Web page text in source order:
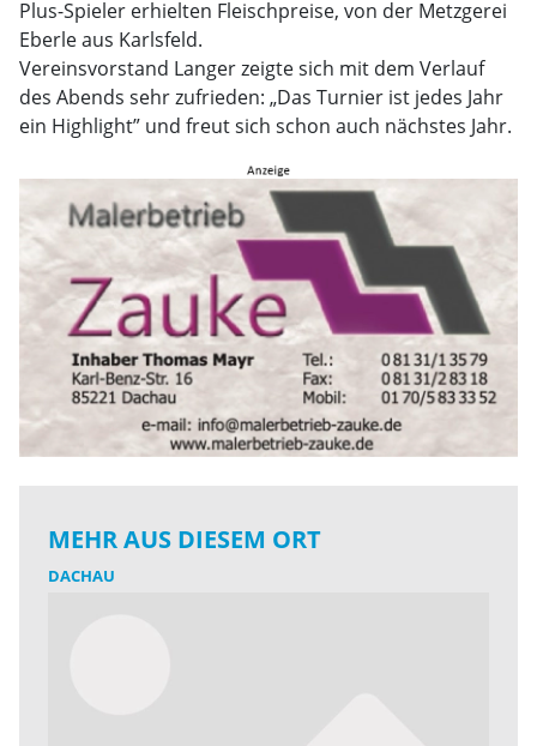
Plus-Spieler erhielten Fleischpreise, von der Metzgerei
Eberle aus Karlsfeld.
Vereinsvorstand Langer zeigte sich mit dem Verlauf
des Abends sehr zufrieden: „Das Turnier ist jedes Jahr
ein Highlight” und freut sich schon auch nächstes Jahr.
MEHR AUS DIESEM ORT
DACHAU